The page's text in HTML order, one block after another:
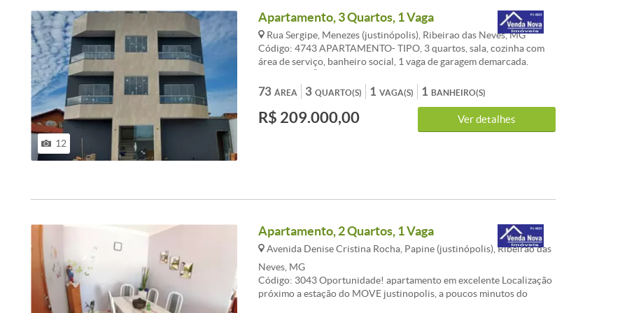
12
Apartamento, 3 Quartos, 1 Vaga
Rua Sergipe, Menezes (justinópolis), Ribeirao das Neves, MG
Código: 4743 APARTAMENTO- TIPO, 3 quartos, sala, cozinha com
área de serviço, banheiro social, 1 vaga de garagem demarcada.
ônibus na porta e ampla área comercial, conta com escolas, posto de
saúde, posto de gasolina, grandes supermercados e fácil acesso.
CONDIÇÕES- FACILITADA - PARCELAMENTO ATÉ A ENTREGA
DAS CHAVES Agenda sua visita com um de nossos corretores.
ÁREA
73 QUARTO(S)
3 VAGA(S)
1 BANHEIRO(S)
1
R$ 209.000,00 Ver detalhes
Apartamento, 2 Quartos, 1 Vaga
Avenida Denise Cristina Rocha, Papine (justinópolis), Ribeirao das
Neves, MG
Código: 3043 Oportunidade! apartamento em excelente Localização
próximo a estação do MOVE justinopolis, a poucos minutos do